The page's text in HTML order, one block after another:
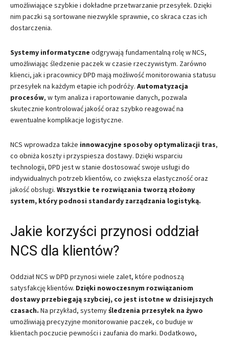
umożliwiające szybkie i dokładne przetwarzanie przesyłek. Dzięki
nim paczki są sortowane niezwykle sprawnie, co skraca czas ich
dostarczenia.
Systemy informatyczne odgrywają fundamentalną rolę w NCS,
umożliwiając śledzenie paczek w czasie rzeczywistym. Zarówno
klienci, jak i pracownicy DPD mają możliwość monitorowania statusu
przesyłek na każdym etapie ich podróży. Automatyzacja
procesów, w tym analiza i raportowanie danych, pozwala
skutecznie kontrolować jakość oraz szybko reagować na
ewentualne komplikacje logistyczne.
NCS wprowadza także innowacyjne sposoby optymalizacji tras,
co obniża koszty i przyspiesza dostawy. Dzięki wsparciu
technologii, DPD jest w stanie dostosować swoje usługi do
indywidualnych potrzeb klientów, co zwiększa elastyczność oraz
jakość obsługi. Wszystkie te rozwiązania tworzą złożony
system, który podnosi standardy zarządzania logistyką.
Jakie korzyści przynosi oddział
NCS dla klientów?
Oddział NCS w DPD przynosi wiele zalet, które podnoszą
satysfakcję klientów. Dzięki nowoczesnym rozwiązaniom
dostawy przebiegają szybciej, co jest istotne w dzisiejszych
czasach. Na przykład, systemyśledzenia przesyłek na żywo
umożliwiają precyzyjne monitorowanie paczek, co buduje w
klientach poczucie pewności i zaufania do marki. Dodatkowo,